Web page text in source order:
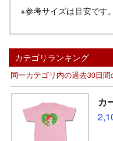
※参考サイズは目安です。
カテゴリランキング
同一カテゴリ内の過去30日
カ